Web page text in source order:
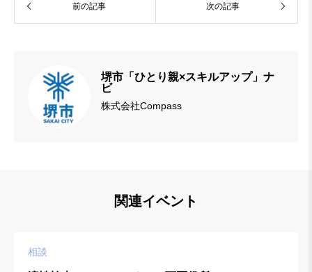
前の記事 次の記事
堺市「ひとり親×スキルアップ」ナ
ビ
株式会社Compass
関連イベント
相談